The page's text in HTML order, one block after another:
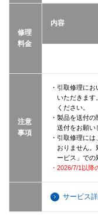
修理
料金
内容
注意
事項
・引取修理に
いただきます
ください。
・製品を送付
送付をお願い
・引取修理に
おりません。
ービス」での
・2026/7/1以降
サービス